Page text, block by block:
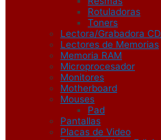
Rotuladoras
Toners
Lectora/Grabadora
Lectores de Memorias
Memoria RAM
Microprocesador
Monitores
Motherboard
Mouses
Pad
Pantallas
Placas de Video